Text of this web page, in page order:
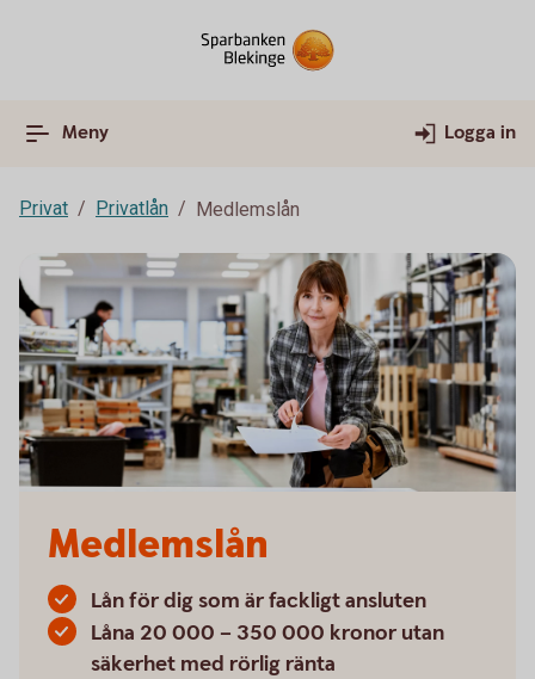
Meny Logga in
Privat Privatlån Medlemslån
Medlemslån
Lån för dig som är fackligt ansluten
Låna 20 000 – 350 000 kronor utan
säkerhet med rörlig ränta